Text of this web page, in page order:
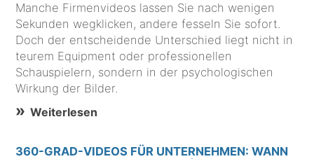
Manche Firmenvideos lassen Sie nach wenigen
Sekunden wegklicken, andere fesseln Sie sofort.
Doch der entscheidende Unterschied liegt nicht in
teurem Equipment oder professionellen
Schauspielern, sondern in der psychologischen
Wirkung der Bilder.
Weiterlesen
360-GRAD-VIDEOS FÜR UNTERNEHMEN: WANN